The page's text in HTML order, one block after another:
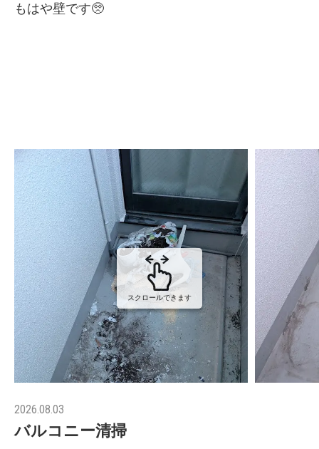
もはや壁です🥺
スクロールできます
2026.08.03
バルコニー清掃